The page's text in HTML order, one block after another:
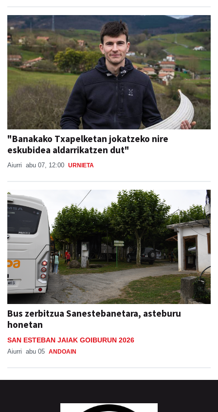
"Banakako Txapelketan jokatzeko nire
eskubidea aldarrikatzen dut"
Aiurri abu 07, 12:00 URNIETA
Bus zerbitzua Sanestebanetara, asteburu
honetan
SAN ESTEBAN JAIAK GOIBURUN 2026
Aiurri abu 05 ANDOAIN